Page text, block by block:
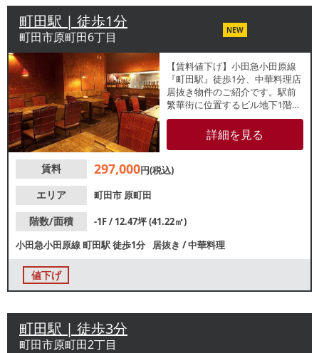
町田駅 | 徒歩1分
町田市原町田6丁目 NEW
【賃料値下げ】小田急小田原線
『町田駅』徒歩1分、中華料理店
居抜き物件のご紹介です。駅前
繁華街に位置するビル地下1階店
舗！多くの人で賑わう町田一番
街から1本路地に入ってすぐの立
地で、昼夜問わず集客が期待で
気軽にお問合せください。
詳細を見る
賃料 297,000円(税込)
エリア
町田市 原町田
階数/面積
-1F / 12.47坪 (41.22㎡)
小田急小田原線町田駅徒歩1分 居抜き /中華料理
値下げ
町田駅 | 徒歩3分
町田市原町田2丁目